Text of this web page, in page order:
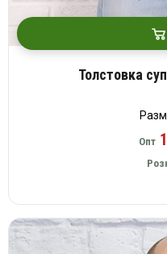
Толстовка
Опт